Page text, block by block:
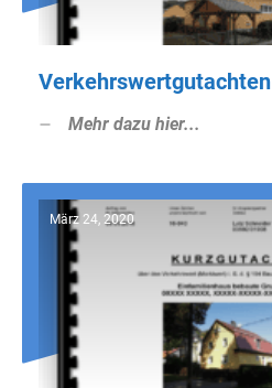
Verkehrswertgutachten
Mehr dazu hier...
März 24, 2020